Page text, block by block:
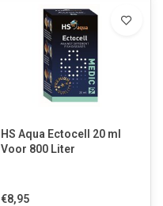
HS Aqua Ectocell 20 ml
Voor 800 Liter
€8,95